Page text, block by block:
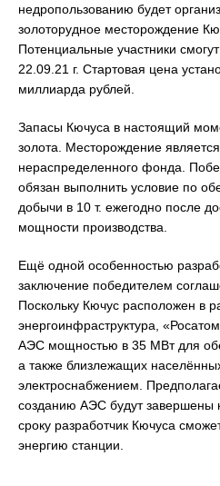
недропользованию будет
золоторудное месторождение
Потенциальные участники
22.09.21 г. Стартовая цена
миллиарда рублей.
Запасы Кючуса в настоящий
золота. Месторождение
нераспределенного фонда.
обязан выполнить условие по
добычи в 10 т. ежегодно после
мощности производства.
Ещё одной особенностью
заключение победителем
Поскольку Кючус расположен в
энергоинфраструктура,
АЭС мощностью в 35 МВт для
а также близлежащих
электроснабжением.
созданию АЭС будут завершены
сроку разработчик Кючуса
энергию станции.